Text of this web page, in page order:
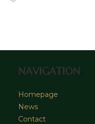
NAVIGATION
Homepage
News
Contact